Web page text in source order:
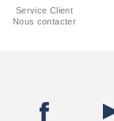
Service Client
Nous contacter